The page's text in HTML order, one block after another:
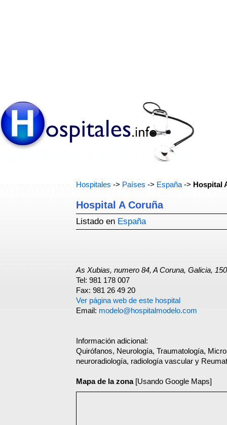
Hospitales -> Países -> España -> Hospital
Hospital A Coruña
Listado en España
As Xubias, numero 84, A Coruna, Galicia,
Tel: 981 178 007
Fax: 981 26 49 20
Ver página web de este hospital
Email: modelo@hospitalmodelo.com
Información adicional:
Quirófanos, Neurología, Traumatología,
neuroradiología, radiología vascular y
Mapa de la zona[Usando Google Maps]